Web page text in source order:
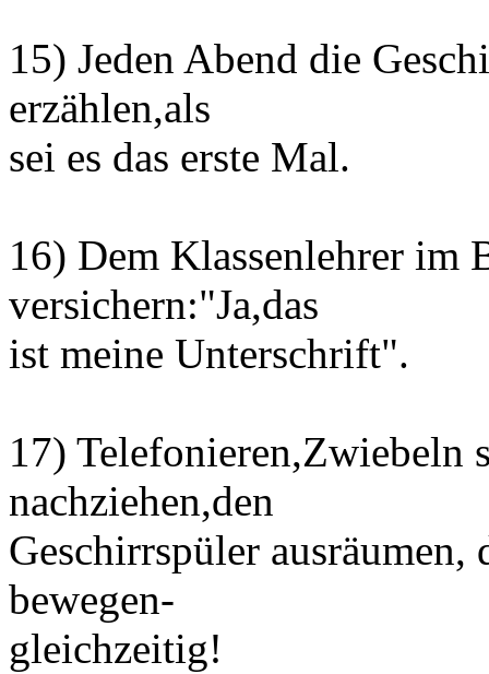
15) Jeden Abend die
erzählen,als
sei es das erste Mal.
16) Dem Klassenlehrer im
versichern:"Ja,das
ist meine Unterschrift".
17) Telefonieren,Zwiebeln
nachziehen,den
Geschirrspüler
bewegen-
gleichzeitig!